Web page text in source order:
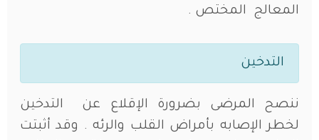
المعالج المختص .
التدخين
ننصح المرضى بضرورة الإقلاع عن التدخين
لخطر الإصابه بأمراض القلب والرئه . وقد أثبتت